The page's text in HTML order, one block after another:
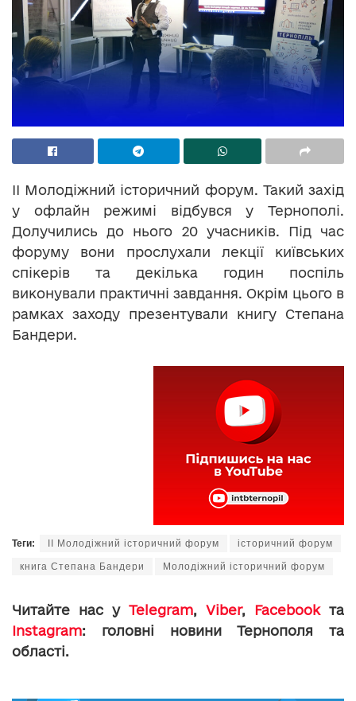
ІІ Молодіжний історичний форум. Такий захід
у офлайн режимі відбувся у Тернополі.
Долучились до нього 20 учасників. Під час
форуму вони прослухали лекції київських
спікерів та декілька годин поспіль
виконували практичні завдання. Окрім цього в
рамках заходу презентували книгу Степана
Бандери.
Теги: ІІ Молодіжний історичний форум історичний форум
книга Степана Бандери Молодіжний історичний форум
Читайте нас у Telegram, Viber, Facebookта
Instagram: головні новини Тернополя та
області.